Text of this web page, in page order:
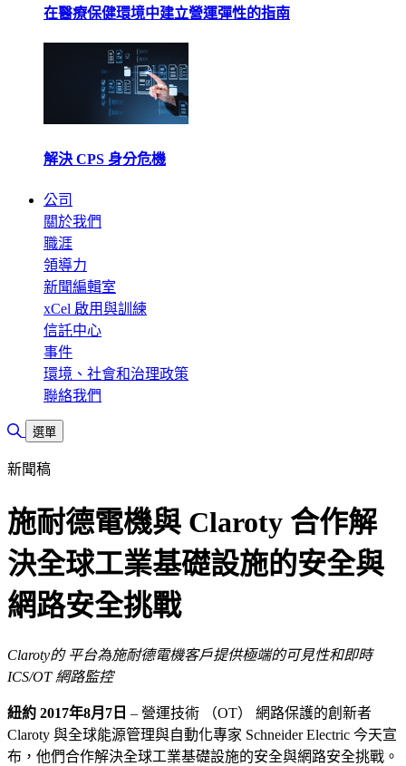
在醫療保健環境中建立營運彈性的指南
解決 CPS 身分危機
公司
關於我們
職涯
領導力
新聞編輯室
xCel 啟用與訓練
信託中心
事件
環境、社會和治理政策
聯絡我們
切換搜尋
選單
新聞稿
施耐德電機與 Claroty 合作解
決全球工業基礎設施的安全與
網路安全挑戰
Claroty的 平台為施耐德電機客戶提供極端的可見性和即時
ICS/OT 網路監控
紐約 2017年8月7日 – 營運技術 （OT） 網路保護的創新者
Claroty 與全球能源管理與自動化專家 Schneider Electric 今天宣
布，他們合作解決全球工業基礎設施的安全與網路安全挑戰。